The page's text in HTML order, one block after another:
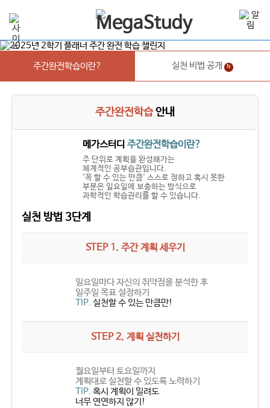
주간완전학습이란? 실천 비법 공개 N
주간완전학습안내
메가스터디주간완전학습이란?
주 단위로 계획을 완성해가는
체계적인 공부습관입니다.
'꼭 할 수 있는 만큼' 스스로 정하고 혹시 못한
부분은 일요일에 보충하는 방식으로
과학적인 학습관리를 할 수 있습니다.
실천 방법 3단계
STEP 1. 주간 계획 세우기
일요일마다 자신의 취약점을 분석한 후
일주일 목표 설정하기
TIP. 실천할 수 있는 만큼만!
STEP 2. 계획 실천하기
월요일부터 토요일까지
계획대로 실천할 수 있도록 노력하기
TIP. 혹시 계획이 밀려도
너무 연연하지 않기!